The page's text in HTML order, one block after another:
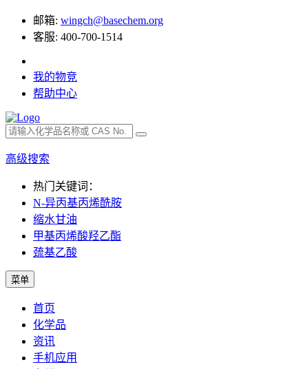
邮箱: wingch@basechem.org
客服: 400-700-1514
我的物竞
帮助中心
高级搜索
热门关键词：
N-异丙基丙烯酰胺
缩水甘油
甲基丙烯酸羟乙酯
巯基乙酸
菜单
首页
化学品
资讯
手机应用